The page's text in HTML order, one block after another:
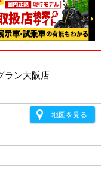
ラン大阪店
地図を見る